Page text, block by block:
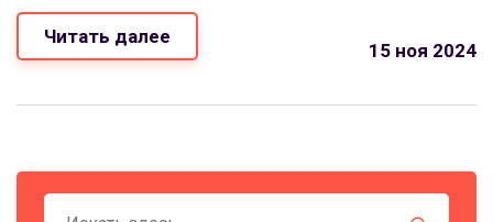
долговечных и экологичных материалов. Некоторые
из популярных трендов включают интеграцию
Правильно выбранная столешница может стать
стиль, так и практичность.
Читать далее
15 ноя 2024